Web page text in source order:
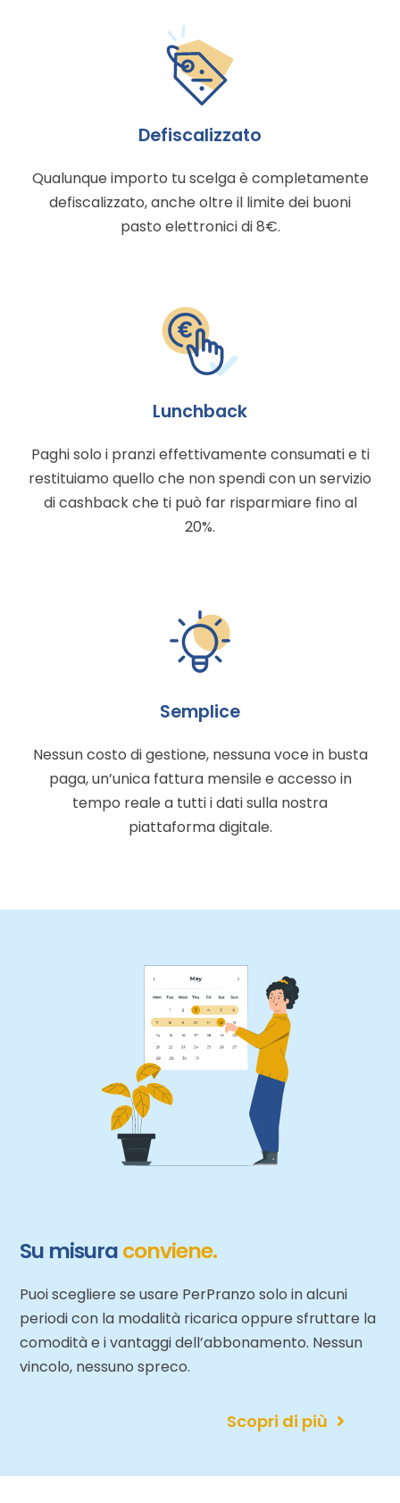
Defiscalizzato
Qualunque importo tu scelga è completamente
defiscalizzato, anche oltre il limite dei buoni
pasto elettronici di 8€.
Lunchback
Paghi solo i pranzi effettivamente consumati e ti
restituiamo quello che non spendi con un servizio
di cashback che ti può far risparmiare fino al
20%.
Semplice
Nessun costo di gestione, nessuna voce in busta
paga, un’unica fattura mensile e accesso in
tempo reale a tutti i dati sulla nostra
piattaforma digitale.
Su misuraconviene.
Puoi scegliere se usare PerPranzo solo in alcuni
periodi con la modalità ricarica oppure sfruttare la
comodità e i vantaggi dell’abbonamento. Nessun
vincolo, nessuno spreco.
Scopri di più